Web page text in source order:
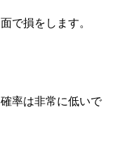
で損をします。
率は非常に低いで